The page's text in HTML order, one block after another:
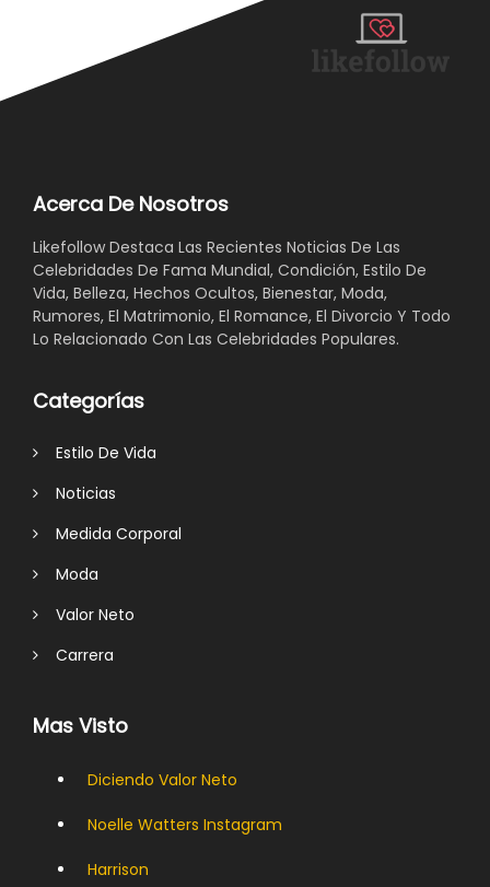
Acerca De Nosotros
Likefollow Destaca Las Recientes Noticias De Las
Celebridades De Fama Mundial, Condición, Estilo De
Vida, Belleza, Hechos Ocultos, Bienestar, Moda,
Rumores, El Matrimonio, El Romance, El Divorcio Y Todo
Lo Relacionado Con Las Celebridades Populares.
Categorías
Estilo De Vida
Noticias
Medida Corporal
Moda
Valor Neto
Carrera
Mas Visto
Diciendo Valor Neto
Noelle Watters Instagram
Harrison